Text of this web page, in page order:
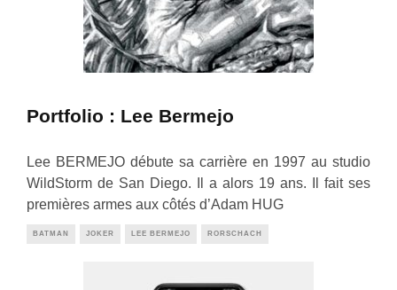
Portfolio : Lee Bermejo
Lee BERMEJO débute sa carrière en 1997 au studio
WildStorm de San Diego. Il a alors 19 ans. Il fait ses
premières armes aux côtés d’Adam HUG
BATMAN JOKER LEE BERMEJO RORSCHACH